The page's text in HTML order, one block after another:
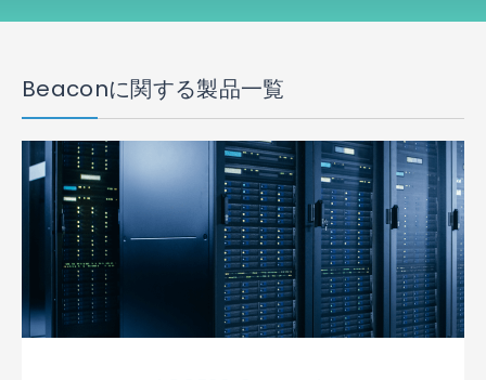
Beaconに関する製品一覧